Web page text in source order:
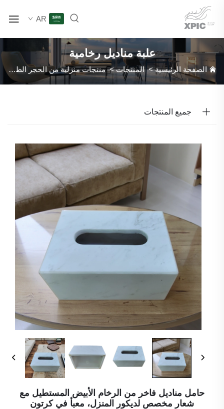
AR
علبة مناديل رخامية
الصفحة الرئيسية>المنتجات>منتجات منزلية من الحجر الطبيعي
جميع المنتجات
حامل مناديل فاخر من الرخام الأبيض المستطيل مع
شعار مخصص لديكور المنزل، معبأ في كرتون